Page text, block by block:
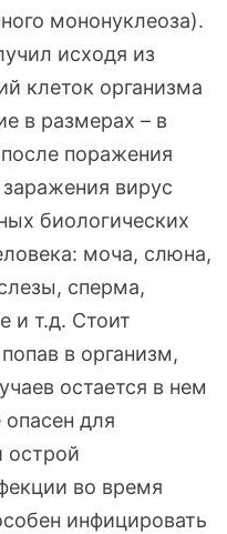
мононуклеоза).
исходя из
клеток организма
в размерах – в
поражения
вирус
биологических
моча, слюна,
сперма,
и т.д. Стоит
в организм,
остается в нем
для
острой
во время
инфицировать